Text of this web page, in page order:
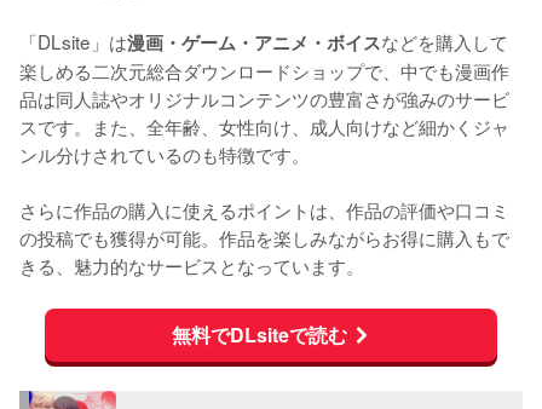
「DLsite」は漫画・ゲーム・アニメ・ボイスなどを購入して
楽しめる二次元総合ダウンロードショップで、中でも漫画作
品は同人誌やオリジナルコンテンツの豊富さが強みのサービ
スです。また、全年齢、女性向け、成人向けなど細かくジャ
ンル分けされているのも特徴です。
さらに作品の購入に使えるポイントは、作品の評価や口コミ
の投稿でも獲得が可能。作品を楽しみながらお得に購入もで
きる、魅力的なサービスとなっています。
無料でDLsiteで読む